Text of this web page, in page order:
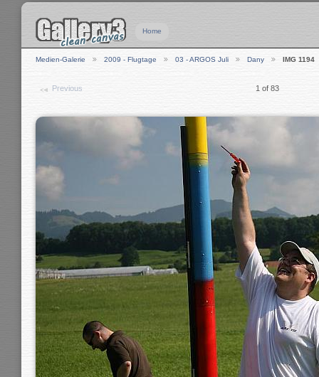
Home
Medien-Galerie 2009 - Flugtage 03 - ARGOS Juli Dany IMG 1194
Previous 1 of 83